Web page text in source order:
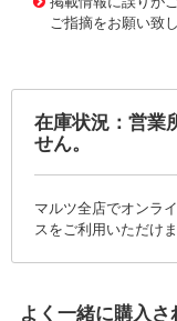
ご指摘をお願い致し
在庫状況：営業
せん。
マルツ全店でオンラ
スをご利用いただけま
よく一緒に購入